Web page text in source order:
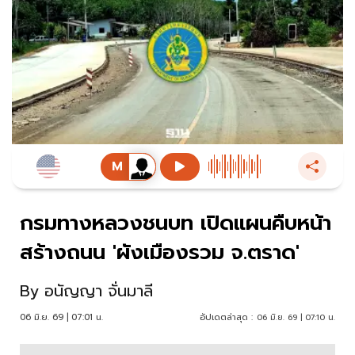
กรมทางหลวงชนบท เปิดแผนคืบหน้า
สร้างถนน 'ผังเมืองรวม จ.ตราด'
By อนัญญา จั่นมาลี
06 มิ.ย. 69 | 07:01 น. อัปเดตล่าสุด : 06 มิ.ย. 69 | 07:10 น.